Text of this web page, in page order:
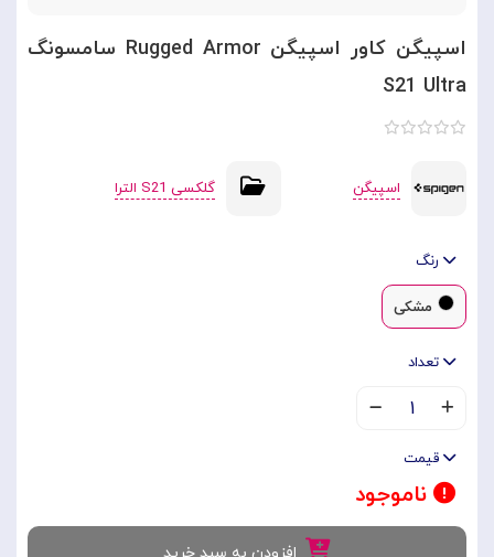
اسپیگن کاور اسپیگن Rugged Armor سامسونگ
S21 Ultra
اسپیگن گلکسی S21 الترا
رنگ
مشکی
تعداد
۱
قیمت
ناموجود